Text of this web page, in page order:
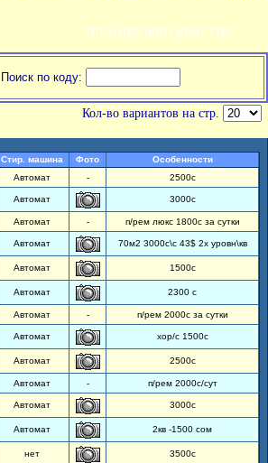
ПЛАНИРОВКИ КВАРТИР
Поиск по коду:
Кол-во вариантов на стр.
Стир. машина Фото
Особенности
Автомат - 2500с
Автомат 3000с
Автомат - п/рем люкс 1800с за сутки
Автомат 70м2 3000с\с 43$ 2х уровн\кв
Автомат 1500с
Автомат 2300 с
Автомат - п/рем 2000с за сутки
Автомат хор/с 1500с
Автомат 2500с
Автомат - п/рем 2000с/сут
Автомат 3000с
Автомат 2кв -1500 сом
нет 3500с